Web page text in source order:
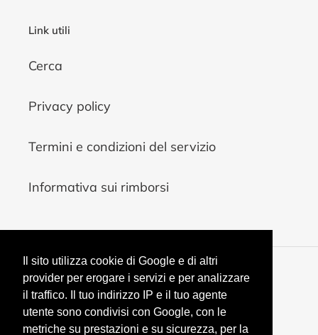
Il sito utilizza cookie di Google e di altri
provider per erogare i servizi e per analizzare
il traffico. Il tuo indirizzo IP e il tuo agente
utente sono condivisi con Google, con le
metriche su prestazioni e su sicurezza, per la
Link utili
Cerca
Privacy policy
Termini e condizioni del servizio
Informativa sui rimborsi
V
A
L
U
EUR €
FacebookInstagram
YouTube